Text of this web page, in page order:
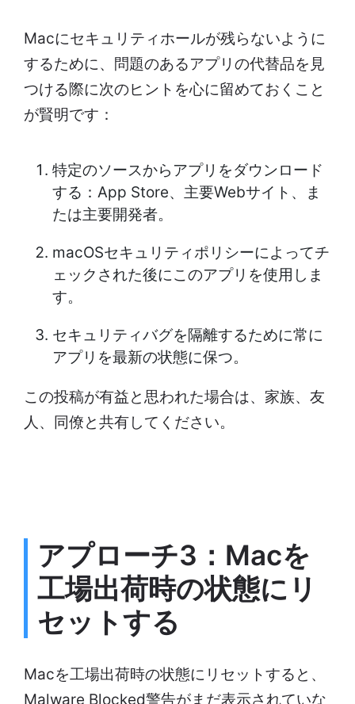
Macにセキュリティホールが残らないように
するために、問題のあるアプリの代替品を見
つける際に次のヒントを心に留めておくこと
が賢明です：
特定のソースからアプリをダウンロード
する：App Store、主要Webサイト、ま
たは主要開発者。
macOSセキュリティポリシーによってチ
ェックされた後にこのアプリを使用しま
す。
セキュリティバグを隔離するために常に
アプリを最新の状態に保つ。
この投稿が有益と思われた場合は、家族、友
人、同僚と共有してください。
アプローチ3：Macを
工場出荷時の状態にリ
セットする
Macを工場出荷時の状態にリセットすると、
Malware Blocked警告がまだ表示されていな